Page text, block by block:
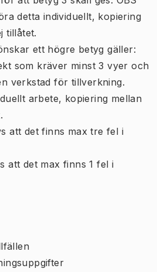
detta individuellt, kopiering
tillåtet.
ett högre betyg gäller:
som kräver minst 3 vyer och
verkstad för tillverkning.
arbete, kopiering mellan
att det finns max tre fel i
att det max finns 1 fel i